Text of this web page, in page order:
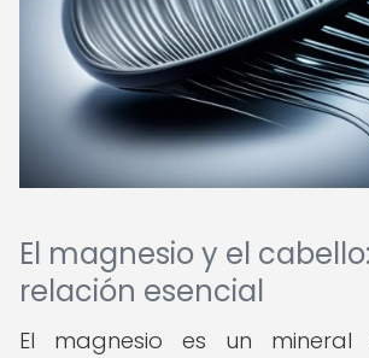
El magnesio y el
relación esencial
El magnesio es un mineral